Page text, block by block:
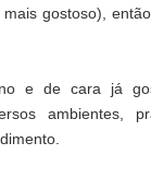
gostoso),
e de cara já
ambientes,